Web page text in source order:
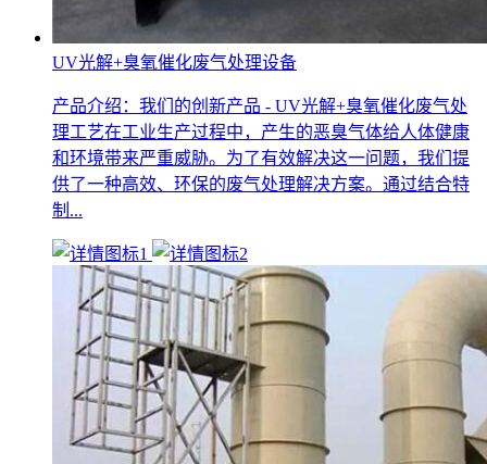
UV光解+臭氧催化废气处理设备
产品介绍：我们的创新产品 - UV光解+臭氧催化废气处
理工艺在工业生产过程中，产生的恶臭气体给人体健康
和环境带来严重威胁。为了有效解决这一问题，我们提
供了一种高效、环保的废气处理解决方案。通过结合特
制...